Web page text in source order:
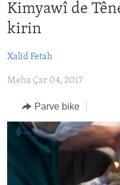
serekî
Yekser
here
Malpera
Yekser
Lêgerînê
VÎDYO GALERÎ
HEVPEYVÎN
HERÊMÊN KURDAN
TIRKÎYE
SÛRÎYE
ÎRAQ
ÎRAN
ROJHILATA NAVÎN
Kimyawî de
kirin
Xalid Fetah
Meha Çar 04, 2017
Parve bike